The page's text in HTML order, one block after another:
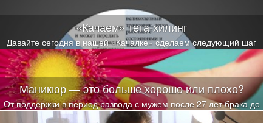
«Качаем» тета-хилинг
Давайте сегодня в нашей «Качалке» сделаем следующий шаг
по тренировке расширения восприятия
Маникюр — это больше хорошо или плохо?
От поддержки в период развода с мужем после 27 лет брака до
полного восстановления щитовидной железы